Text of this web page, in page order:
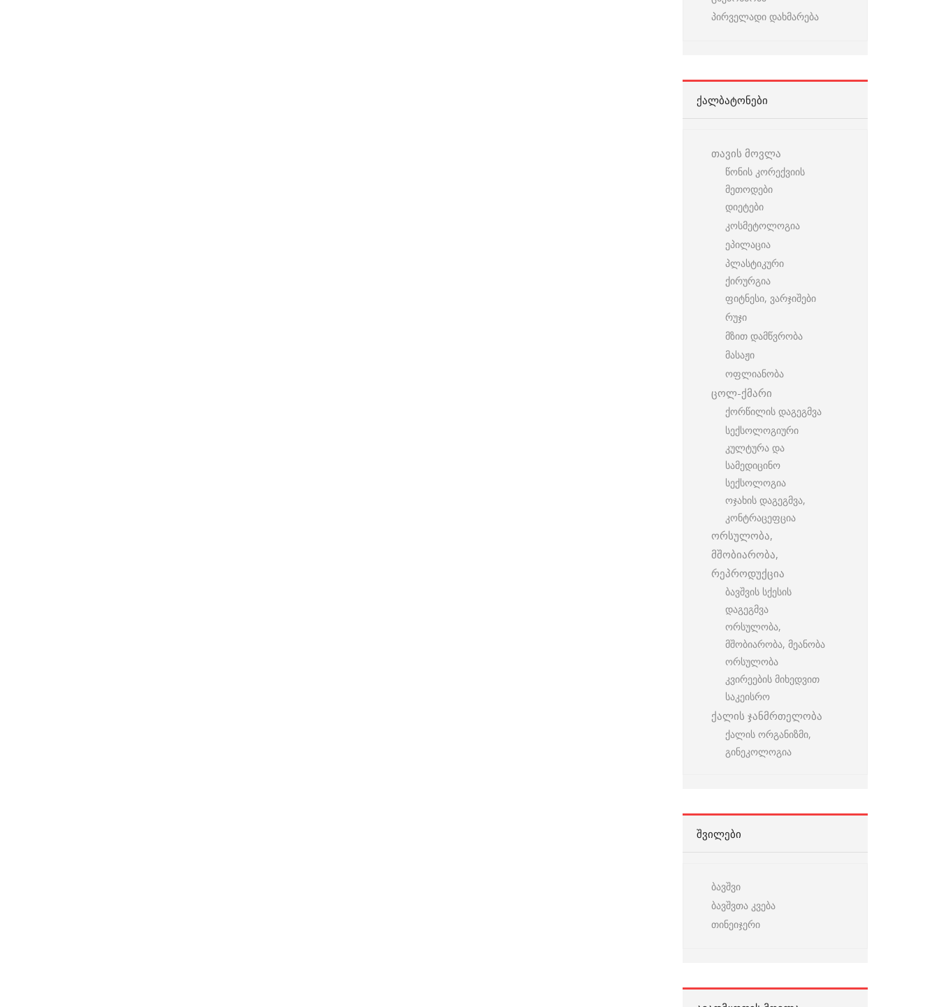
პირველადი დახმარება
ᲥᲐᲚᲑᲐᲢᲝᲜᲔᲑᲘ
თავის მოვლა
წონის კორექვიის
მეთოდები
დიეტები
კოსმეტოლოგია
ეპილაცია
პლასტიკური
ქირურგია
ფიტნესი, ვარჯიშები
რუჯი
მზით დამწვრობა
მასაჟი
ოფლიანობა
ცოლ-ქმარი
ქორწილის დაგეგმვა
სექსოლოგიური
კულტურა და
სამედიცინო
სექსოლოგია
ოჯახის დაგეგმვა,
კონტრაცეფცია
ორსულობა,
მშობიარობა,
რეპროდუქცია
ბავშვის სქესის
დაგეგმვა
ორსულობა,
მშობიარობა, მეანობა
ორსულობა
კვირეების მიხედვით
საკეისრო
ქალის ჯანმრთელობა
ქალის ორგანიზმი,
გინეკოლოგია
ᲨᲕᲘᲚᲔᲑᲘ
ბავშვი
ბავშვთა კვება
თინეიჯერი